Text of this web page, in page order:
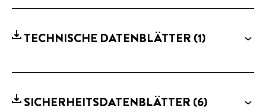
TECHNISCHE DATENBLÄTTER (1)
SICHERHEITSDATENBLÄTTER (6)